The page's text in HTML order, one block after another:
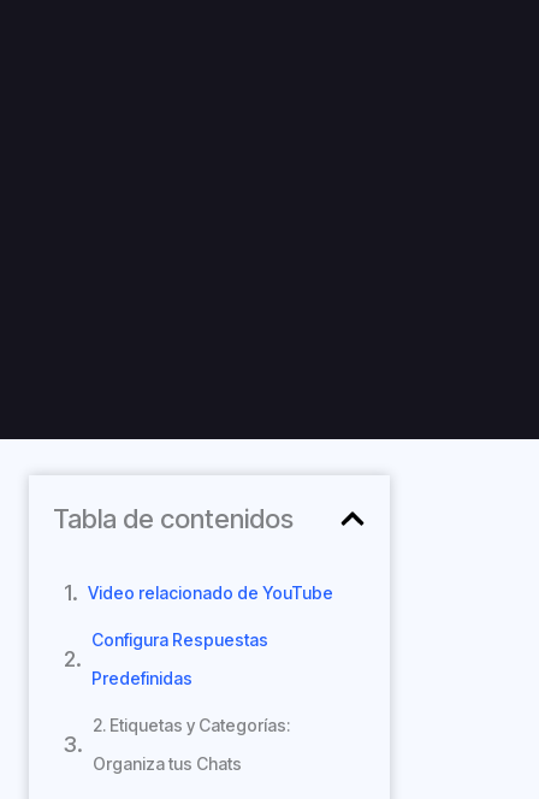
Tabla de contenidos
Video relacionado de YouTube
Configura Respuestas
Predefinidas
2. Etiquetas y Categorías:
Organiza tus Chats